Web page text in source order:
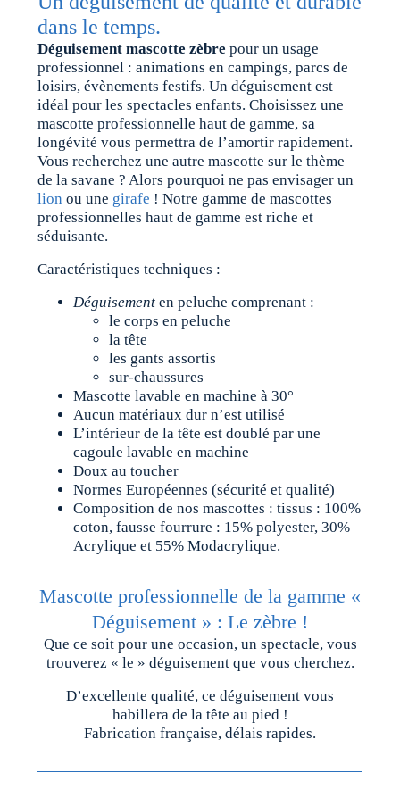
dans le temps.
Déguisement mascotte zèbrepour un usage
professionnel : animations en campings, parcs de
loisirs, évènements festifs. Un déguisement est
idéal pour les spectacles enfants. Choisissez une
mascotte professionnelle haut de gamme, sa
longévité vous permettra de l’amortir rapidement.
Vous recherchez une autre mascotte sur le thème
de la savane ? Alors pourquoi ne pas envisager un
lion ou une girafe ! Notre gamme de mascottes
professionnelles haut de gamme est riche et
séduisante.
Caractéristiques techniques :
Déguisement en peluche comprenant :
le corps en peluche
la tête
les gants assortis
sur-chaussures
Mascotte lavable en machine à 30°
Aucun matériaux dur n’est utilisé
L’intérieur de la tête est doublé par une
cagoule lavable en machine
Doux au toucher
Normes Européennes (sécurité et qualité)
Composition de nos mascottes : tissus : 100%
coton, fausse fourrure : 15% polyester, 30%
Acrylique et 55% Modacrylique.
Mascotte professionnelle de la gamme «
Déguisement » : Le zèbre !
Que ce soit pour une occasion, un spectacle, vous
trouverez « le » déguisement que vous cherchez.
D’excellente qualité, ce déguisement vous
habillera de la tête au pied !
Fabrication française, délais rapides.